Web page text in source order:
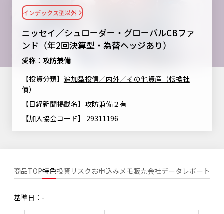
ファンド比較
決算カレンダー
海外休日カレンダー
投資信託新商品のご案内
投資信託償還商品のご案内
ちょこっと3分！ファンドシアター
こだわりのインデックスファンド 購入・換金手数料なしシ
確定拠出年金について
マーケット指数
マーケットレポート
大関 洋の「十字路」
ファンドレポート
資産形成ポータルTOP
資産形成サービス
資産形成サポート
サステナビリティ
サステナビリティTOP
SDGsとは？
トップメッセージ
サステナビリティ推進体制
ニッセイアセットの重要課題
ニッセイアセットについて
ニッセイアセットについてTOP
会社情報
プレスリリース
方針・その他開示情報
採用情報 English
ニッセイ／シュローダー・グローバルCBファ
ンド（年2回決算型・為替ヘッジあり）
愛称：攻防兼備
インデックス型以外
【投資分類】 追加型投信／内外／その他資産（転換社
債）
【日経新聞掲載名】攻防兼備２有
【加入協会コード】 29311196
商品TOP特色投資リスク お申込みメモ販売会社データ レポート
基準日：-